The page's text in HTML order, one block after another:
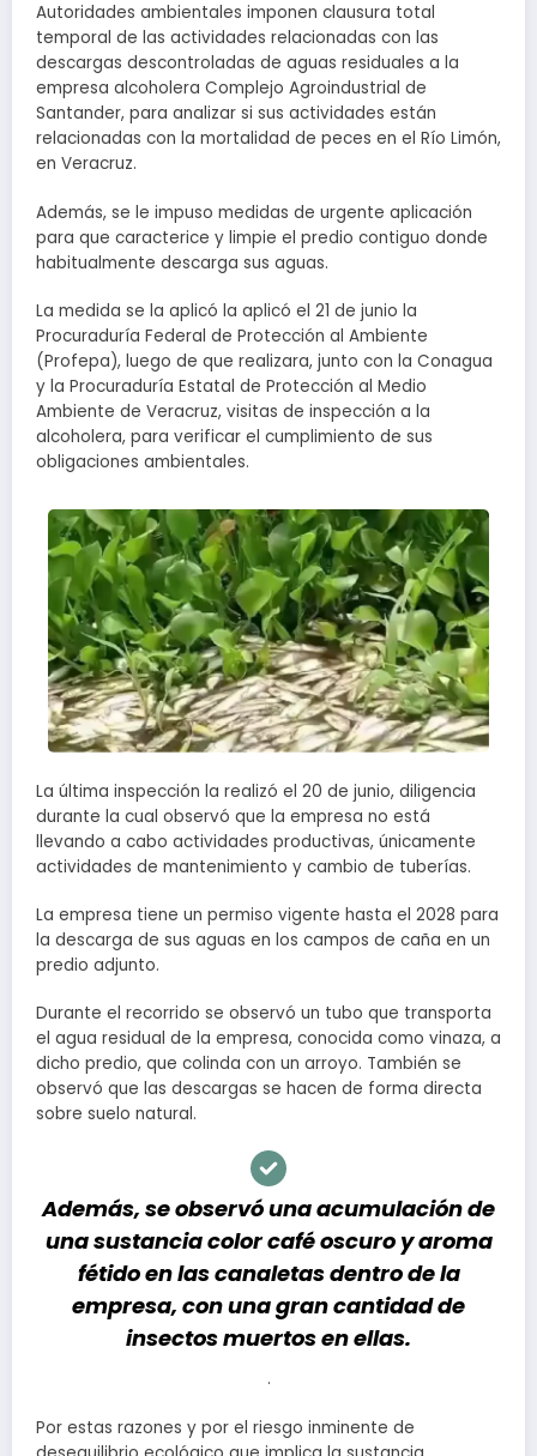
Autoridades ambientales imponen clausura total
temporal de las actividades relacionadas con las
descargas descontroladas de aguas residuales a la
empresa alcoholera Complejo Agroindustrial de
Santander, para analizar si sus actividades están
relacionadas con la mortalidad de peces en el Río Limón,
en Veracruz.
Además, se le impuso medidas de urgente aplicación
para que caracterice y limpie el predio contiguo donde
habitualmente descarga sus aguas.
La medida se la aplicó la aplicó el 21 de junio la
Procuraduría Federal de Protección al Ambiente
(Profepa), luego de que realizara, junto con la Conagua
y la Procuraduría Estatal de Protección al Medio
Ambiente de Veracruz, visitas de inspección a la
alcoholera, para verificar el cumplimiento de sus
obligaciones ambientales.
La última inspección la realizó el 20 de junio, diligencia
durante la cual observó que la empresa no está
llevando a cabo actividades productivas, únicamente
actividades de mantenimiento y cambio de tuberías.
La empresa tiene un permiso vigente hasta el 2028 para
la descarga de sus aguas en los campos de caña en un
predio adjunto.
Durante el recorrido se observó un tubo que transporta
el agua residual de la empresa, conocida como vinaza, a
dicho predio, que colinda con un arroyo. También se
observó que las descargas se hacen de forma directa
sobre suelo natural.
Además, se observó una acumulación de
una sustancia color café oscuro y aroma
fétido en las canaletas dentro de la
empresa, con una gran cantidad de
insectos muertos en ellas.
.
Por estas razones y por el riesgo inminente de